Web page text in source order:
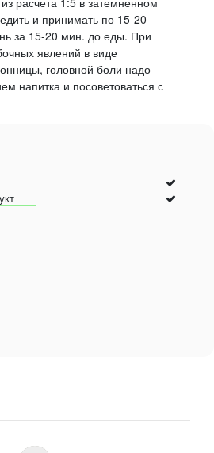
и принимать по 15-20
за 15-20 мин. до еды. При
явлений в виде
головной боли надо
напитка и посоветоваться с